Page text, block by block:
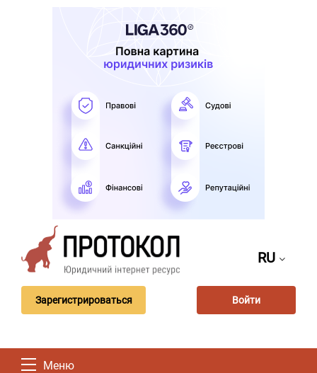
RU
Зарегистрироваться Войти
Меню